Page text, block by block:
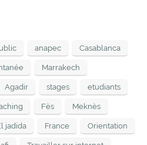
anapec Casablanca
Marrakech
Agadir stages etudiants
Fès Meknès
jadida France Orientation